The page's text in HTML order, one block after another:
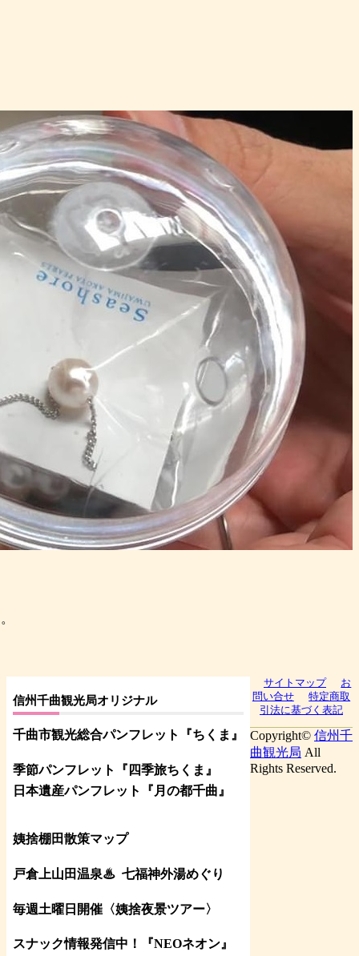
信州千曲観光局オリジナル
千曲市観光総合パンフレット 『ちくま 』
季節パンフレット『四季旅ちくま』
日本遺産パンフレット
『月の都千曲 』
姨捨棚田散策マップ
戸倉上山田温泉♨ 七福神外湯めぐり
毎週土曜日開催〈姨捨夜景ツアー〉
スナック情報発信中！『NEOネオン』
サイトマップ
お
問い合せ
特定商取
引法に基づく表記
Copyright© 信州千
曲観光局 All
Rights Reserved.